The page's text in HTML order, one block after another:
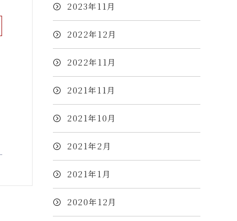
2023年11月
2022年12月
2022年11月
2021年11月
2021年10月
2021年2月
2021年1月
2020年12月